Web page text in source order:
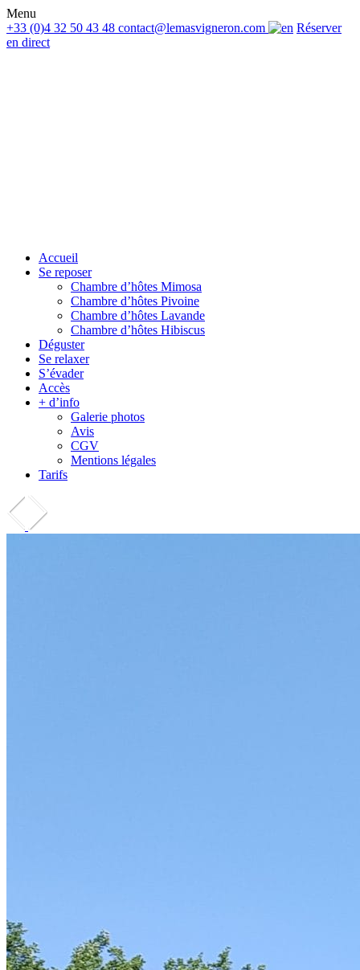
Menu
+33 (0)4 32 50 43 48 contact@lemasvigneron.com
Réserver
en direct
Accueil
Se reposer
Chambre d’hôtes Mimosa
Chambre d’hôtes Pivoine
Chambre d’hôtes Lavande
Chambre d’hôtes Hibiscus
Déguster
Se relaxer
S’évader
Accès
+ d’info
Galerie photos
Avis
CGV
Mentions légales
Tarifs